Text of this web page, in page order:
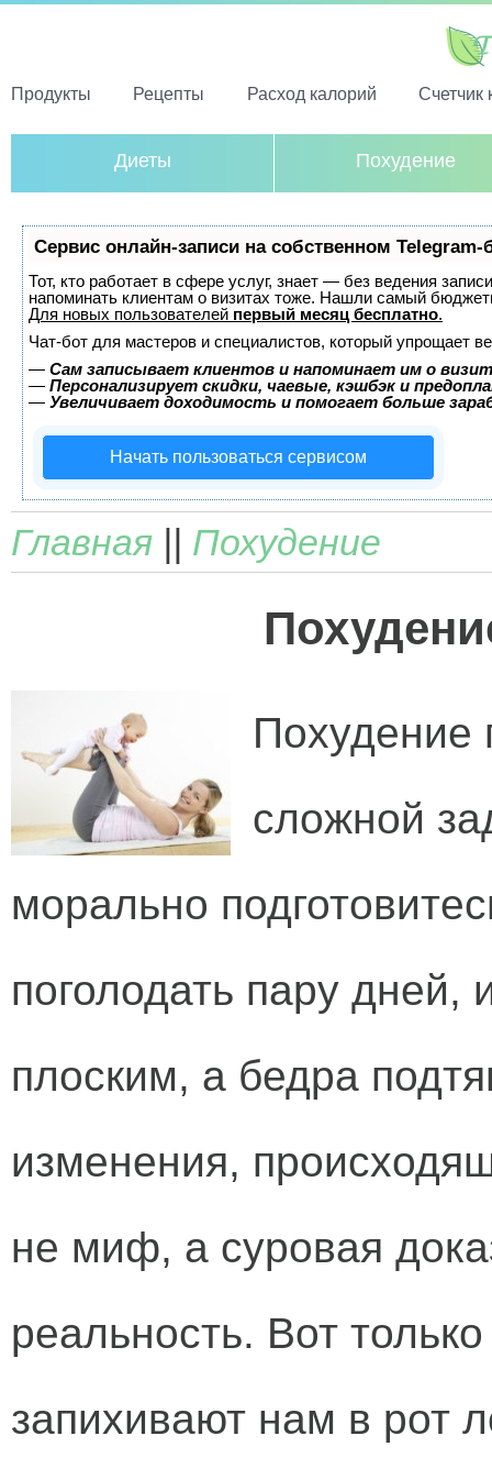
Продукты Рецепты Расход калорий Счетчик
Диеты Похудение
Сервис онлайн-записи на собственном Telegram-
Тот, кто работает в сфере услуг, знает — без ведения
напоминать клиентам о визитах тоже. Нашли самый
Для новых пользователей первый месяц бесплатно.
Чат-бот для мастеров и специалистов, который упрощает
— Сам записывает клиентов и напоминает им о
— Персонализирует скидки, чаевые, кэшбэк и
— Увеличивает доходимость и помогает больше
Начать пользоваться сервисом
Главная || Похудение
Похудение
сложной
морально
поголодать пару дней,
плоским, а бедра
изменения,
не миф, а суровая
реальность. Вот
запихивают нам в рот